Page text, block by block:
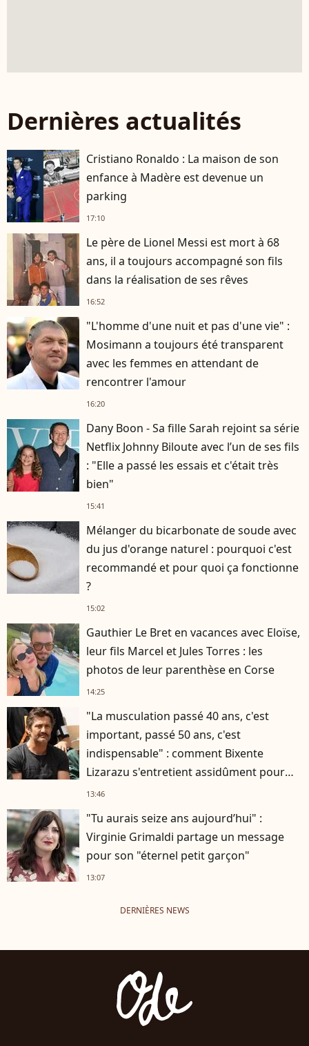
Dernières actualités
Cristiano Ronaldo : La maison de son
enfance à Madère est devenue un
parking
17:10
Le père de Lionel Messi est mort à 68
ans, il a toujours accompagné son fils
dans la réalisation de ses rêves
16:52
"L'homme d'une nuit et pas d'une vie" :
Mosimann a toujours été transparent
avec les femmes en attendant de
rencontrer l'amour
16:20
Dany Boon - Sa fille Sarah rejoint sa série
Netflix Johnny Biloute avec l’un de ses fils
: "Elle a passé les essais et c'était très
bien"
15:41
Mélanger du bicarbonate de soude avec
du jus d'orange naturel : pourquoi c'est
recommandé et pour quoi ça fonctionne
?
15:02
Gauthier Le Bret en vacances avec Eloïse,
leur fils Marcel et Jules Torres : les
photos de leur parenthèse en Corse
14:25
"La musculation passé 40 ans, c'est
important, passé 50 ans, c'est
indispensable" : comment Bixente
Lizarazu s'entretient assidûment pour
rester musclé à 56 ans ?
13:46
"Tu aurais seize ans aujourd’hui" :
Virginie Grimaldi partage un message
pour son "éternel petit garçon"
13:07
DERNIÈRES NEWS